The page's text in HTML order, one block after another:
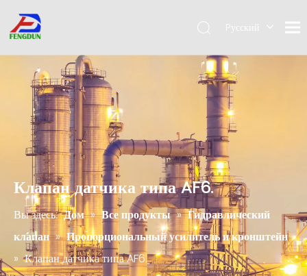
Pусский
简体中
文
Клапан датчика типа AF6.
Вы здесь: Дом » Все продукты » Гидравлический
клапан » Пропорциональный усилитель и кронштейн
» Клапан датчика типа AF6.